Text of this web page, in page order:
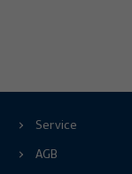
Service
AGB